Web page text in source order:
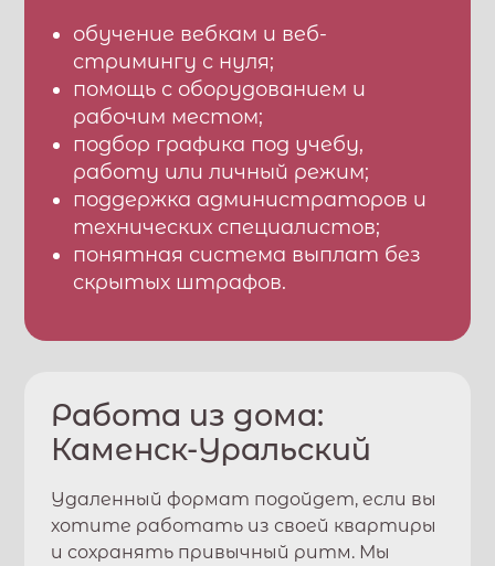
обучение вебкам и веб-
стримингу с нуля;
помощь с оборудованием и
рабочим местом;
подбор графика под учебу,
работу или личный режим;
поддержка администраторов и
технических специалистов;
понятная система выплат без
скрытых штрафов.
Работа из дома:
Каменск-Уральский
Удаленный формат подойдет, если вы
хотите работать из своей квартиры
и сохранять привычный ритм. Мы